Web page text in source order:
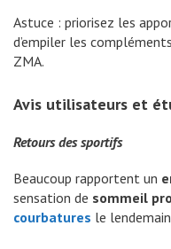
Astuce : priorisez les
d’empiler les
ZMA.
Avis utilisateurs et
Retours des sportifs
Beaucoup rapportent un
sensation de sommeil
courbatures le